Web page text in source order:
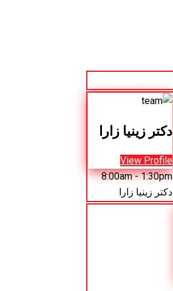
دکتر زینیا زارا
View Profile
8:00am - 1:30pm
دکتر زینیا زارا